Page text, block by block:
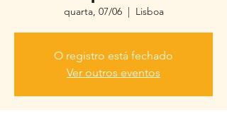
quarta, 07/06
  |
Lisboa
O registro está fechado
Ver outros eventos